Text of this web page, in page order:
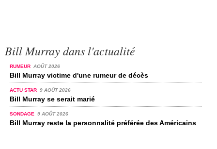
Bill Murray dans l'actualité
RUMEUR AOÛT 2026
Bill Murray victime d'une rumeur de décès
ACTU STAR 9 AOÛT 2026
Bill Murray se serait marié
SONDAGE 9 AOÛT 2026
Bill Murray reste la personnalité préférée des Américains